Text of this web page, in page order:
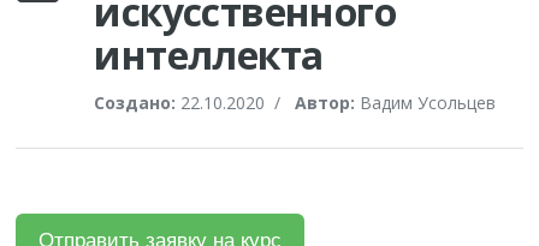
искусственного
интеллекта
Создано: 22.10.2020 / Автор: Вадим Усольцев